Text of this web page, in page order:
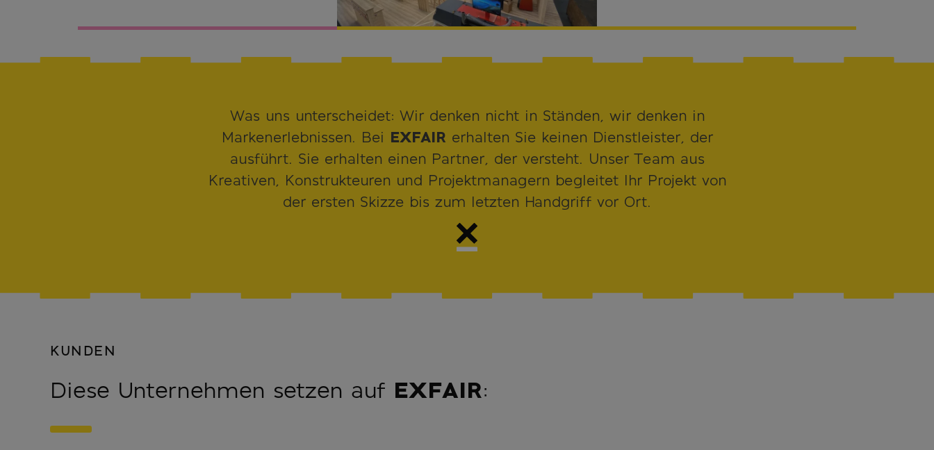
Was uns unterscheidet: Wir denken nicht in Ständen, wir denken in
Markenerlebnissen. Bei EXFAIR erhalten Sie keinen Dienstleister, der
ausführt. Sie erhalten einen Partner, der versteht. Unser Team aus
Kreativen, Konstrukteuren und Projektmanagern begleitet Ihr Projekt von
der ersten Skizze bis zum letzten Handgriff vor Ort.
KUNDEN
Diese Unternehmen setzen auf EXFAIR: